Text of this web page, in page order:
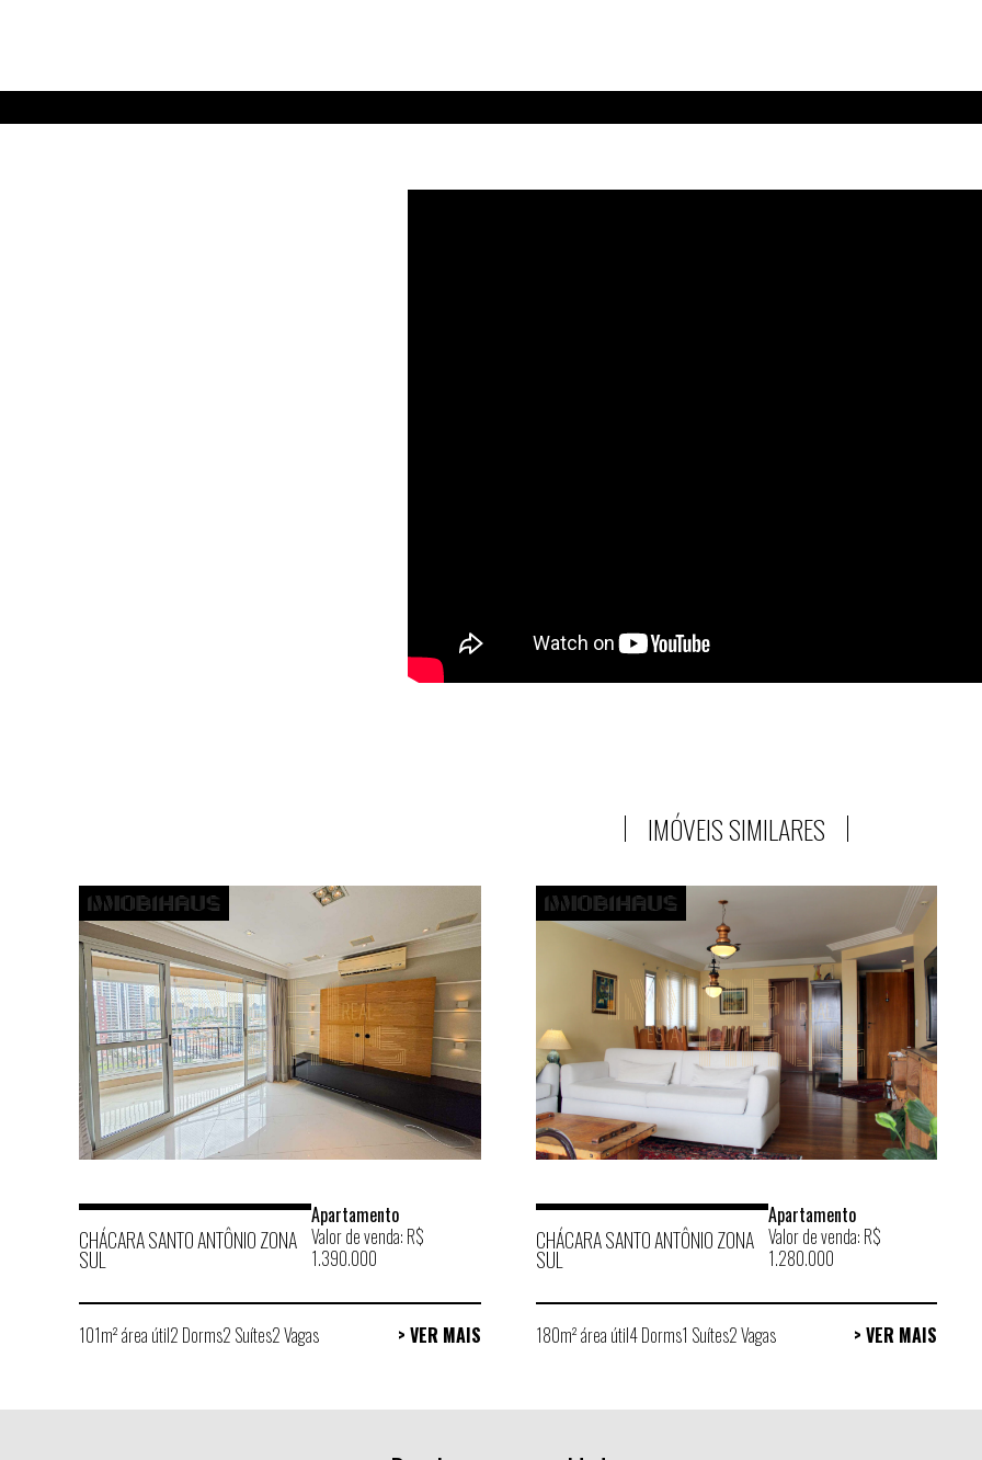
IMÓVEIS SIMILARES
CHÁCARA SANTO ANTÔNIO ZONA
SUL
Apartamento
Valor de venda: R$
1.390.000
101m² área útil2 Dorms2 Suítes2 Vagas > VER MAIS
CHÁCARA SANTO ANTÔNIO ZONA
SUL
Apartamento
Valor de venda: R$
1.280.000
180m² área útil4 Dorms1 Suítes2 Vagas > VER MAIS